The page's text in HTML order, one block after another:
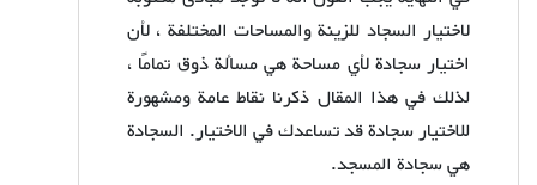
لاختيار السجاد للزينة والمساحات المختلفة ، لأن
اختيار سجادة لأي مساحة هي مسألة ذوق تمامًا ،
لذلك في هذا المقال ذكرنا نقاط عامة ومشهورة
للاختيار سجادة قد تساعدك في الاختيار. السجادة
هي سجادة المسجد.